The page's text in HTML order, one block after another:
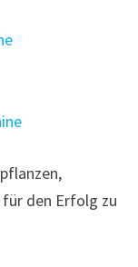
den Erfolg zu